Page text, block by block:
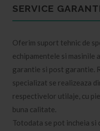
SERVICE
Oferim suport tehnic de
echipamentele si masinile
garantie si post garantie.
specializat se realizeaza
respectivelor utilaje, cu
buna calitate.
Totodata se pot incheia si